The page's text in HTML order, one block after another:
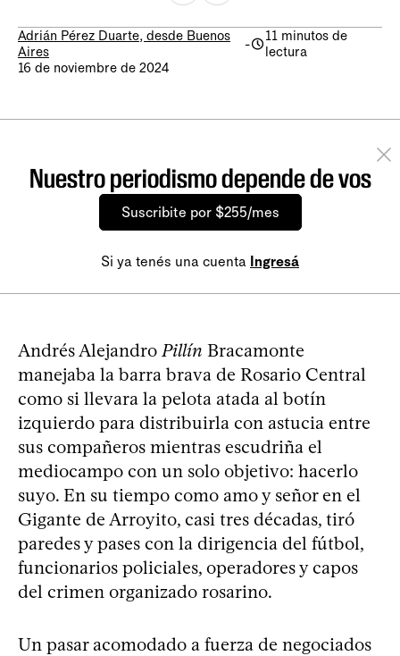
Adrián Pérez Duarte, desde Buenos
Aires
-
11 minutos de
lectura
16 de noviembre de 2024
Nuestro periodismo depende de vos
Suscribite por $255/mes
Si ya tenés una cuenta Ingresá
Andrés Alejandro Pillín Bracamonte
manejaba la barra brava de Rosario Central
como si llevara la pelota atada al botín
izquierdo para distribuirla con astucia entre
sus compañeros mientras escudriña el
mediocampo con un solo objetivo: hacerlo
suyo. En su tiempo como amo y señor en el
Gigante de Arroyito, casi tres décadas, tiró
paredes y pases con la dirigencia del fútbol,
funcionarios policiales, operadores y capos
del crimen organizado rosarino.
Un pasar acomodado a fuerza de negociados